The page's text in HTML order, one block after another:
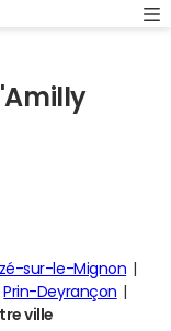
sur le revenu
sur-le-Mignon
Prin-Deyrançon
ville